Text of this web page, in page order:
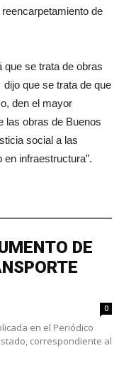
de
que se trata de obras
que se trata de que
den el mayor
las obras de Buenos
social a las
infraestructura”.
DE
0
en el Periódico
correspondiente al